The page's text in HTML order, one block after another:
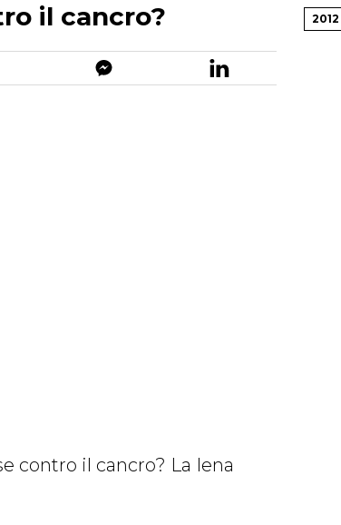
il cancro?
contro il cancro? La Iena
2012